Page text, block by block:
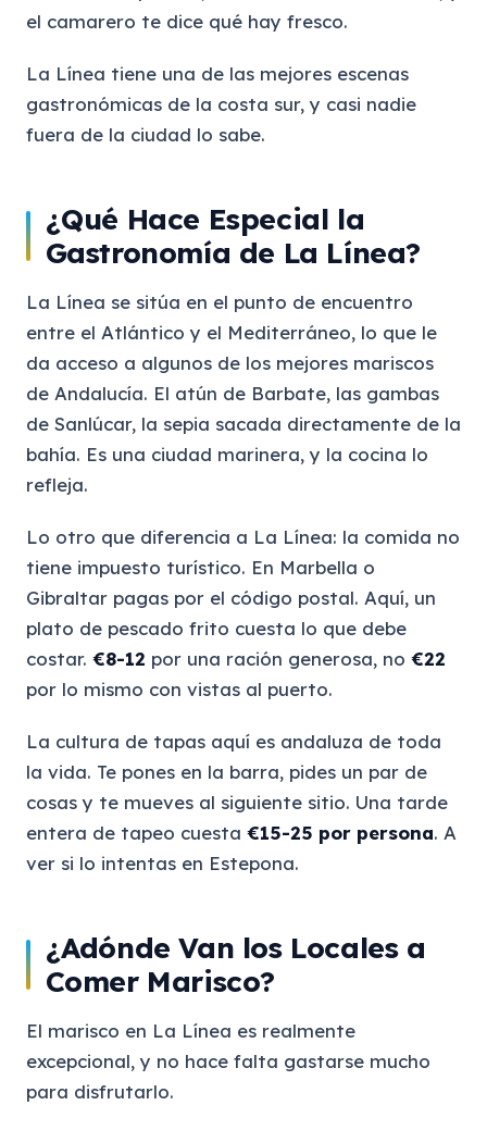
el camarero te dice qué hay fresco.
La Línea tiene una de las mejores escenas
gastronómicas de la costa sur, y casi nadie
fuera de la ciudad lo sabe.
¿Qué Hace Especial la
Gastronomía de La Línea?
La Línea se sitúa en el punto de encuentro
entre el Atlántico y el Mediterráneo, lo que le
da acceso a algunos de los mejores mariscos
de Andalucía. El atún de Barbate, las gambas
de Sanlúcar, la sepia sacada directamente de la
bahía. Es una ciudad marinera, y la cocina lo
refleja.
Lo otro que diferencia a La Línea: la comida no
tiene impuesto turístico. En Marbella o
Gibraltar pagas por el código postal. Aquí, un
plato de pescado frito cuesta lo que debe
costar. €8-12 por una ración generosa, no €22
por lo mismo con vistas al puerto.
La cultura de tapas aquí es andaluza de toda
la vida. Te pones en la barra, pides un par de
cosas y te mueves al siguiente sitio. Una tarde
entera de tapeo cuesta €15-25 por persona. A
ver si lo intentas en Estepona.
¿Adónde Van los Locales a
Comer Marisco?
El marisco en La Línea es realmente
excepcional, y no hace falta gastarse mucho
para disfrutarlo.